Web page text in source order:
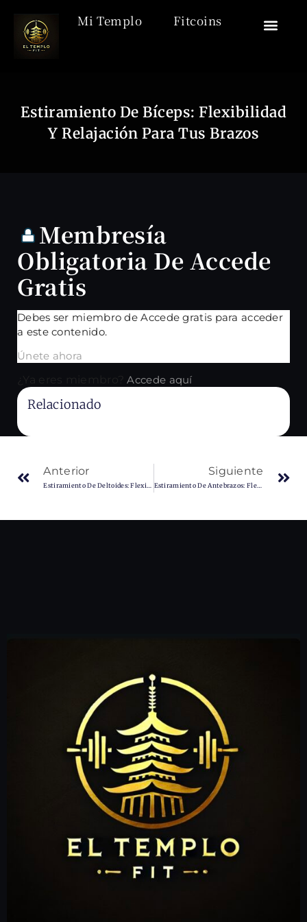
Mi Templo Fitcoins
Estiramiento De Bíceps: Flexibilidad
Y Relajación Para Tus Brazos
Membresía
Obligatoria De Accede
Gratis
Debes ser miembro de Accede gratis para acceder
a este contenido.
Únete ahora
¿Ya eres miembro?Accede aquí
Relacionado
Anterior
Estiramiento De Deltoides: Flexibilidad Y Alivio Para Tus Hombros
Siguiente
Estiramiento De Antebrazos: Flexibilidad Y Alivio Para Manos Y Brazos